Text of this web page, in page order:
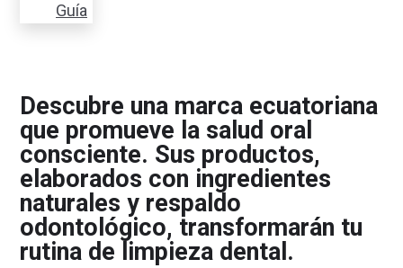
Guía
Descubre una marca ecuatoriana
que promueve la salud oral
consciente. Sus productos,
elaborados con ingredientes
naturales y respaldo
odontológico, transformarán tu
rutina de limpieza dental.